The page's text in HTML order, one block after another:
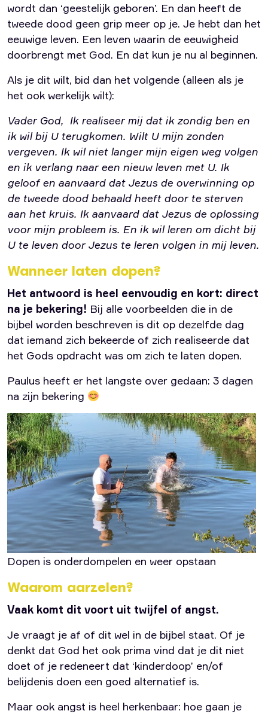
wordt dan ‘geestelijk geboren’. En dan heeft de
tweede dood geen grip meer op je. Je hebt dan het
eeuwige leven. Een leven waarin de eeuwigheid
doorbrengt met God. En dat kun je nu al beginnen.
Als je dit wilt, bid dan het volgende (alleen als je
het ook werkelijk wilt):
Vader God, Ik realiseer mij dat ik zondig ben en
ik wil bij U terugkomen. Wilt U mijn zonden
vergeven. Ik wil niet langer mijn eigen weg volgen
en ik verlang naar een nieuw leven met U. Ik
geloof en aanvaard dat Jezus de overwinning op
de tweede dood behaald heeft door te sterven
aan het kruis. Ik aanvaard dat Jezus de oplossing
voor mijn probleem is. En ik wil leren om dicht bij
U te leven door Jezus te leren volgen in mij leven.
Wanneer laten dopen?
Het antwoord is heel eenvoudig en kort: direct
na je bekering! Bij alle voorbeelden die in de
bijbel worden beschreven is dit op dezelfde dag
dat iemand zich bekeerde of zich realiseerde dat
het Gods opdracht was om zich te laten dopen.
Paulus heeft er het langste over gedaan: 3 dagen
na zijn bekering
Dopen is onderdompelen en weer opstaan
Waarom aarzelen?
Vaak komt dit voort uit twijfel of angst.
Je vraagt je af of dit wel in de bijbel staat. Of je
denkt dat God het ook prima vind dat je dit niet
doet of je redeneert dat ‘kinderdoop’ en/of
belijdenis doen een goed alternatief is.
Maar ook angst is heel herkenbaar: hoe gaan je